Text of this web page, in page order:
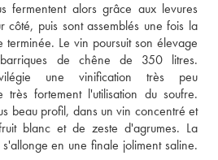
fermentent alors grâce aux levures
côté, puis sont assemblés une fois la
terminée. Le vin poursuit son élevage
de chêne de 350 litres.
une vinification très peu
très fortement l'utilisation du soufre.
beau profil, dans un vin concentré et
blanc et de zeste d'agrumes. La
en une finale joliment saline.